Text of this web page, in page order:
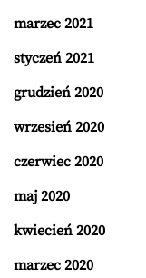
marzec 2021
styczeń 2021
grudzień 2020
wrzesień 2020
czerwiec 2020
maj 2020
kwiecień 2020
marzec 2020